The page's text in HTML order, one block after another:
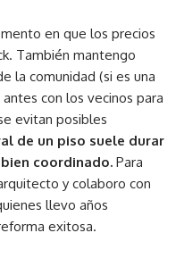
en que los precios
También mantengo
la comunidad (si es una
con los vecinos para
evitan posibles
de un piso suele durar
coordinado. Para
y colaboro con
llevo años
exitosa.